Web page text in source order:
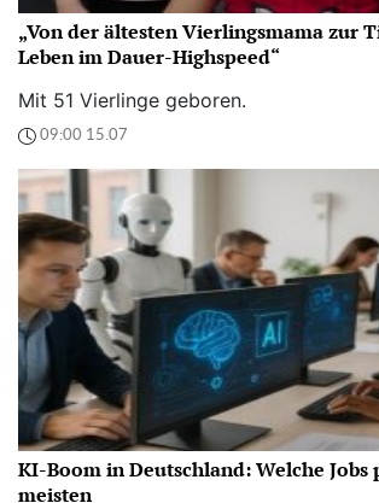
„Von der ältesten Vierlingsmama zur
Leben im Dauer-Highspeed“
Mit 51 Vierlinge geboren.
09:00 15.07
KI-Boom in Deutschland: Welche
meisten